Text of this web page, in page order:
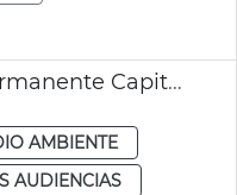
Pleno. Comisión no permanente Capital Verde Europea
AMBIENTE
AUDIENCIAS